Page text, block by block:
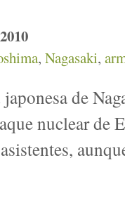
, Nagasaki,
de
nuclear de